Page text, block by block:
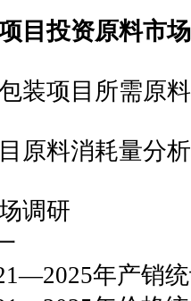
目投资原料市
项目所需原料
料消耗量分析
调研
年产销统